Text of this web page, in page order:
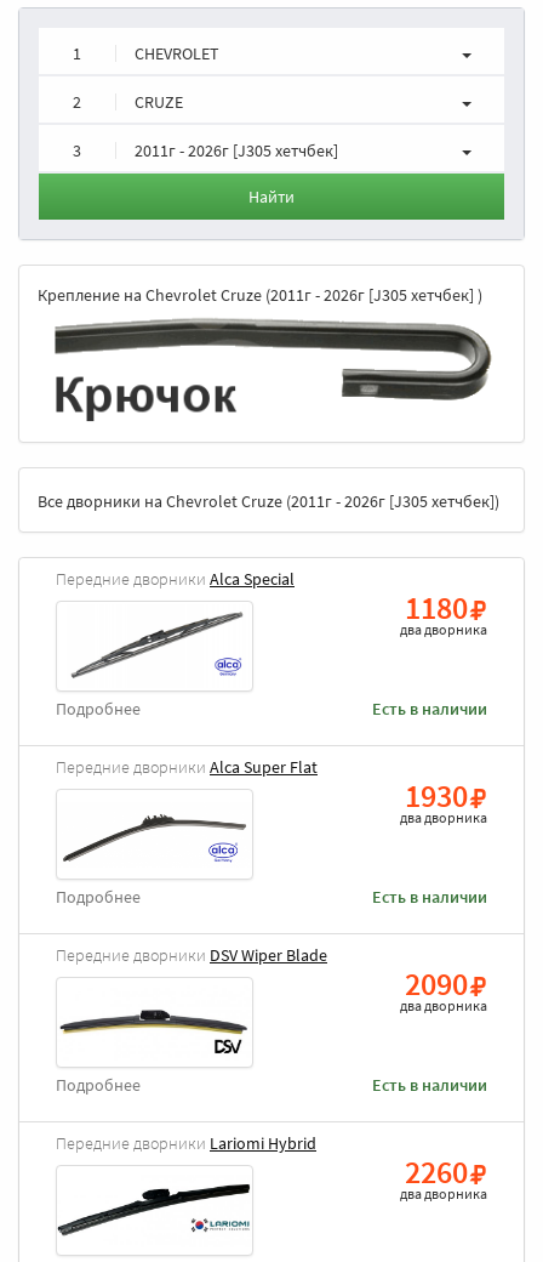
1 CHEVROLET
2 CRUZE
3 2011г - 2026г [J305 хетчбек]
Найти
Крепление на Chevrolet Cruze (2011г - 2026г [J305 хетчбек] )
Все дворники на Chevrolet Cruze (2011г - 2026г [J305 хетчбек])
Передние дворники Alca Special
1180
два дворника
Есть в наличии
Подробнее
Передние дворники Alca Super Flat
1930
два дворника
Есть в наличии
Подробнее
Передние дворники DSV Wiper Blade
2090
два дворника
Есть в наличии
Подробнее
Передние дворники Lariomi Hybrid
2260
два дворника